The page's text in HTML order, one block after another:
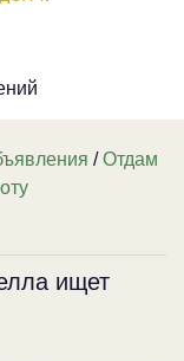
/Отдам
ищет